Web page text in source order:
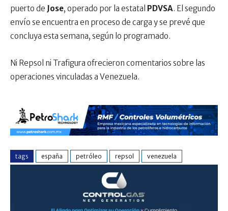
puerto de Jose, operado por la estatal PDVSA. El segundo
envío se encuentra en proceso de carga y se prevé que
concluya esta semana, según lo programado.
Ni Repsol ni Trafigura ofrecieron comentarios sobre las
operaciones vinculadas a Venezuela.
tags españa petróleo repsol venezuela